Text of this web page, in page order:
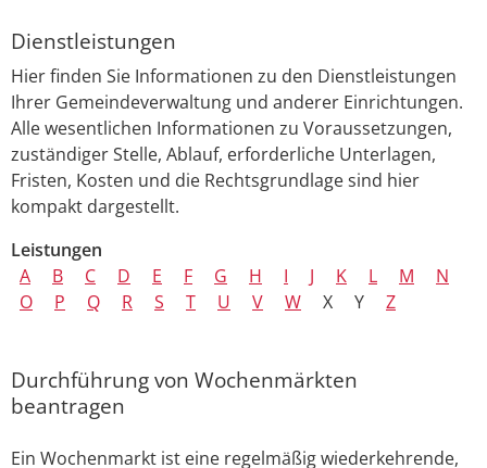
Dienstleistungen
Hier finden Sie Informationen zu den Dienstleistungen
Ihrer Gemeindeverwaltung und anderer Einrichtungen.
Alle wesentlichen Informationen zu Voraussetzungen,
zuständiger Stelle, Ablauf, erforderliche Unterlagen,
Fristen, Kosten und die Rechtsgrundlage sind hier
kompakt dargestellt.
Leistungen
A
B C D E F G H I J K L M
N
O
P Q R S T U V W X Y Z
Durchführung von Wochenmärkten
beantragen
Ein Wochenmarkt ist eine regelmäßig wiederkehrende,